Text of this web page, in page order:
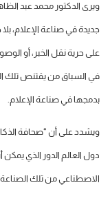
ويرى الدكتور محمد عبد
جديدة في صناعة الإعلام،
على حرية نقل الخبر، أو
في السباق من يقتنص تلك
بدمجها في صناعة الإعلام.
ويشدد على أن “صحافة
دول العالم الدور الذي يمكن
الاصطناعي من تلك